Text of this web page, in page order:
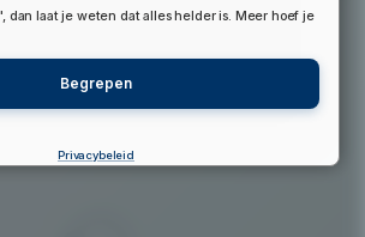
▲
dan laat je weten dat alles helder is. Meer hoef je
Begrepen
Privacybeleid